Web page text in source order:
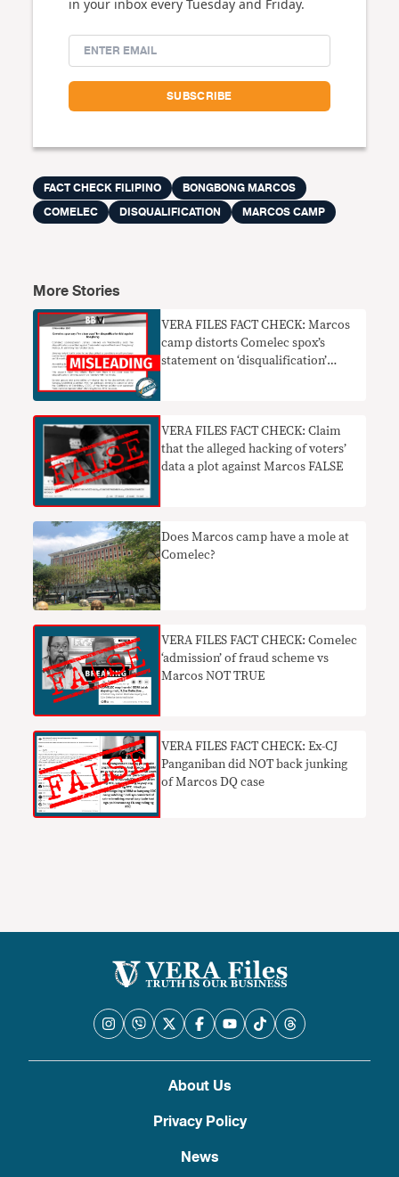
in your inbox every Tuesday and Friday.
FACT CHECK FILIPINO
BONGBONG MARCOS
COMELEC
DISQUALIFICATION MARCOS CAMP
More Stories
VERA FILES FACT CHECK: Marcos
camp distorts Comelec spox’s
statement on ‘disqualification’
VERA FILES FACT CHECK: Claim
that the alleged hacking of voters’
data a plot against Marcos FALSE
Does Marcos camp have a mole at
Comelec?
VERA FILES FACT CHECK: Comelec
‘admission’ of fraud scheme vs
Marcos NOT TRUE
VERA FILES FACT CHECK: Ex-CJ
Panganiban did NOT back junking
of Marcos DQ case
About Us
Privacy Policy
News